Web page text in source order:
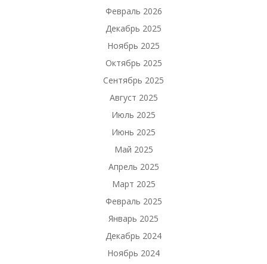
Февраль 2026
Декабрь 2025
Ноябрь 2025
Октябрь 2025
Сентябрь 2025
Август 2025
Июль 2025
Июнь 2025
Май 2025
Апрель 2025
Март 2025
Февраль 2025
Январь 2025
Декабрь 2024
Ноябрь 2024